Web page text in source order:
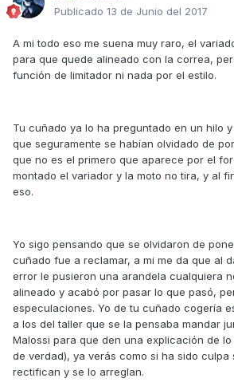
Publicado 13 de Junio del 2017
A mi todo eso me suena muy raro, el
para que quede alineado con la correa,
función de limitador ni nada por el estilo.
Tu cuñado ya lo ha preguntado en un hilo
que seguramente se habían olvidado de
que no es el primero que aparece por el
montado el variador y la moto no tira, y al
eso.
Yo sigo pensando que se olvidaron de
cuñado fue a reclamar, a mi me da que al
error le pusieron una arandela cualquiera
alineado y acabó por pasar lo que pasó,
especulaciones. Yo de tu cuñado cogería
a los del taller que se la pensaba mandar
Malossi para que den una explicación de
de verdad), ya verás como si ha sido culpa
rectifican y se lo arreglan.